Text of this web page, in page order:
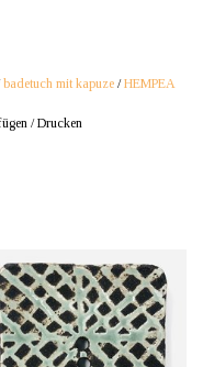
badetuch mit kapuze /HEMPEA
/Drucken